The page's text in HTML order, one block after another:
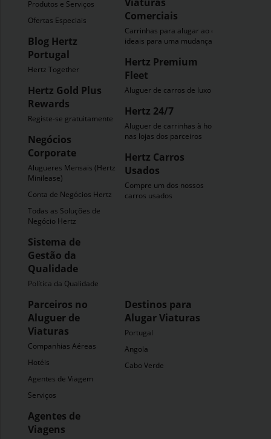
Produtos e Serviços
Ofertas Especiais
Blog Hertz
Portugal
Hertz Together
Hertz Gold Plus
Rewards
Registe-se gratuitamente
Negócios
Corporate
Alugueres Mensais (Hertz
Minilease)
Conta de Negócios Hertz
Todas as Soluções de
Negócio Hertz
Sistema de
Gestão da
Qualidade
Política da Qualidade
Comerciais
Carrinhas para alugar ao dia
ideais para uma mudança
Hertz Premium
Fleet
Aluguer de carros de luxo
Hertz 24/7
Aluguer de carrinhas à hora
nas lojas dos parceiros
Hertz Carros
Usados
Compre um dos nossos
carros usados
Parceiros no
Aluguer de
Viaturas
Companhias Aéreas
Hotéis
Agentes de Viagem
Serviços
Agentes de
Viagens
Destinos para
Alugar Viaturas
Portugal
Angola
Cabo Verde